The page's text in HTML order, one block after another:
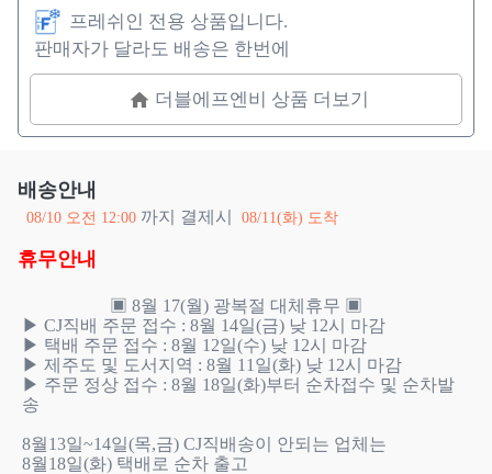
프레쉬인 전용 상품입니다.
판매자가 달라도 배송은 한번에
더블에프엔비 상품 더보기
배송안내
08/10 오전 12:00 까지 결제시 08/11(화) 도착
휴무안내
▶ CJ직배 주문 접수 : 8월 14일(금) 낮 12시 마감
▶ 택배 주문 접수 : 8월 12일(수) 낮 12시 마감
▶ 제주도 및 도서지역 : 8월 11일(화) 낮 12시 마감
▶ 주문 정상 접수 : 8월 18일(화)부터 순차접수 및 순차발
송
8월13일~14일(목,금) CJ직배송이 안되는 업체는
8월18일(화) 택배로 순차 출고